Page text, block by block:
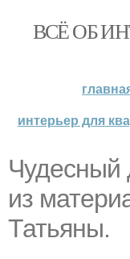
ВСЁ ОБ
интерьер для
Чудесный
из
Татьяны.